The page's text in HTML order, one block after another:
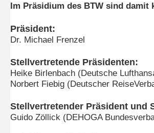
Im Präsidium des BTW sind damit
Präsident:
Dr. Michael Frenzel
Stellvertretende Präsidenten:
Heike Birlenbach (Deutsche
Norbert Fiebig (Deutscher
Stellvertretender Präsident und
Guido Zöllick (DEHOGA